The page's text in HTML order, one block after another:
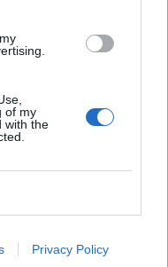
of my
with the
Privacy Policy